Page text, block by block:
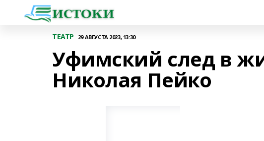
ТЕАТР 29 АВГУСТА 2023, 13:30
Уфимский след в
Николая Пейко